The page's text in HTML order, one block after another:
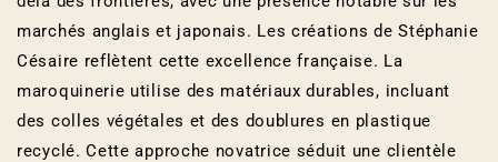
marchés anglais et japonais. Les créations de Stéphanie
Césaire reflètent cette excellence française. La
maroquinerie utilise des matériaux durables, incluant
des colles végétales et des doublures en plastique
recyclé. Cette approche novatrice séduit une clientèle